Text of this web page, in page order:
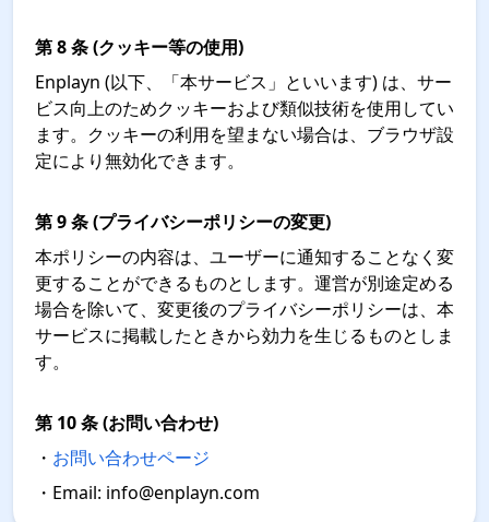
第 8 条 (クッキー等の使用)
Enplayn (以下、「本サービス」といいます) は、サー
ビス向上のためクッキーおよび類似技術を使用してい
ます。クッキーの利用を望まない場合は、ブラウザ設
定により無効化できます。
第 9 条 (プライバシーポリシーの変更)
本ポリシーの内容は、ユーザーに通知することなく変
更することができるものとします。運営が別途定める
場合を除いて、変更後のプライバシーポリシーは、本
サービスに掲載したときから効力を生じるものとしま
す。
第 10 条 (お問い合わせ)
・ お問い合わせページ
・Email: info@enplayn.com